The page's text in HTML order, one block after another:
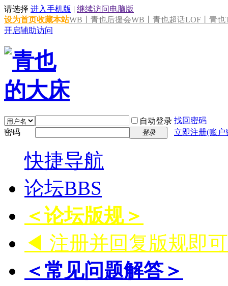
请选择 进入手机版 | 继续访问电脑版
设为首页收藏本站WB丨青也后援会WB丨青也超话LOF丨青也
开启辅助访问
自动登录 找回密码
密码
登录 立即注册(账
快捷导航
论坛BBS
＜论坛版规＞
◀ 注册并回复版规即
＜常见问题解答＞